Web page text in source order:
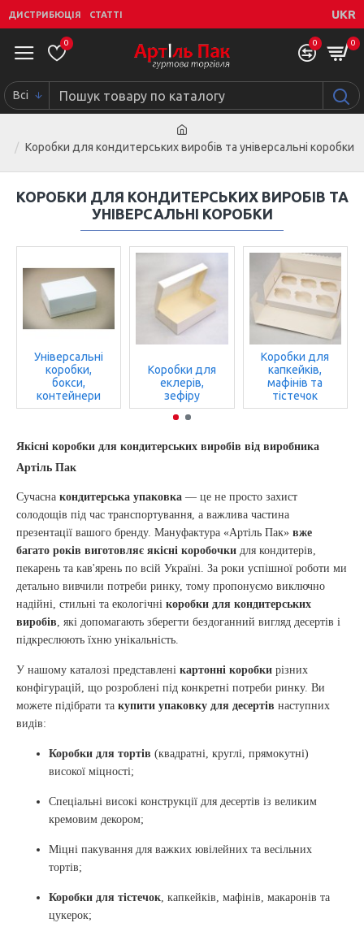
ДИСТРИБЮЦІЯ СТАТТІ UKR
0 0 0
Всі
Коробки для кондитерських виробів та універсальні коробки
КОРОБКИ ДЛЯ КОНДИТЕРСЬКИХ ВИРОБІВ ТА
УНІВЕРСАЛЬНІ КОРОБКИ
Якісні коробки для кондитерських виробів від виробника
Артіль Пак
Сучасна кондитерська упаковка — це не просто захист
солодощів під час транспортування, а важлива частина
презентації вашого бренду. Мануфактура «Артіль Пак» вже
багато років виготовляє якісні коробочки для кондитерів,
пекарень та кав'ярень по всій Україні. За роки успішної роботи ми
детально вивчили потреби ринку, тому пропонуємо виключно
надійні, стильні та екологічні коробки для кондитерських
виробів, які допомагають зберегти бездоганний вигляд десертів і
підкреслюють їхню унікальність.
У нашому каталозі представлені картонні коробки різних
конфігурацій, що розроблені під конкретні потреби ринку. Ви
можете підібрати та купити упаковку для десертів наступних
видів:
Коробки для тортів (квадратні, круглі, прямокутні)
високої міцності;
Спеціальні високі конструкції для десертів із великим
кремовим декором;
Міцні пакування для важких ювілейних та весільних
тортів;
Коробки для тістечок, капкейків, мафінів, макаронів та
цукерок;
Універсальні
коробки,
бокси,
контейнери
Коробки для
еклерів,
зефіру
Коробки для
капкейків,
мафінів та
тістечок